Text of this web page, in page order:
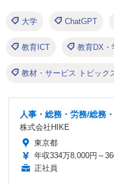
大学 ChatGPT
教育ICT 教育DX・
教材・サービス トピック
人事・総務・労務/総務
株式会社HIKE
東京都
年収334万8,000円～
正社員